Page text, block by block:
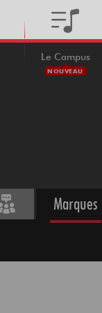
Le Campus
NOUVEAU
Marques